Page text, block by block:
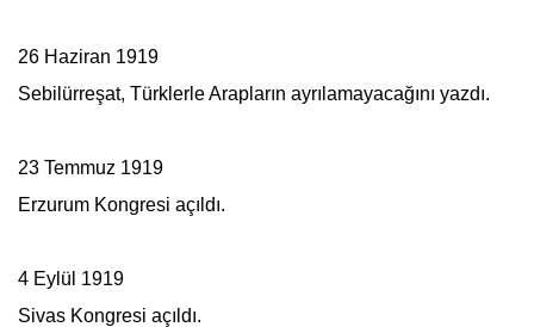
26 Haziran 1919
Sebilürreşat, Türklerle Arapların ayrılamayacağını yazdı.
23 Temmuz 1919
Erzurum Kongresi açıldı.
4 Eylül 1919
Sivas Kongresi açıldı.